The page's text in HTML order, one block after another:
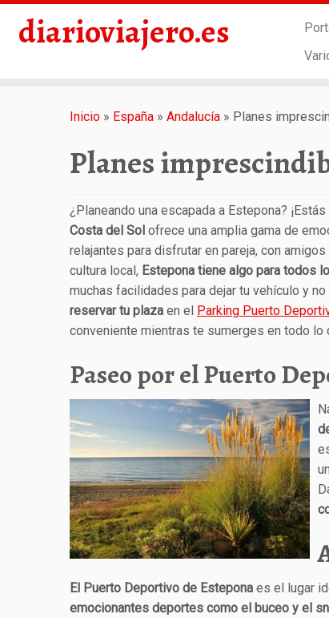
diarioviajero.es
Inicio » España » Andalucía » Planes
Planes
¿Planeando una escapada a Estepona?
Costa del Sol ofrece una amplia gama de
relajantes para disfrutar en pareja, con
cultura local, Estepona tiene algo para todos
muchas facilidades para dejar tu vehículo y
reservar tu plaza en el Parking Puerto
conveniente mientras te sumerges en todo
Paseo por el Puerto
El Puerto Deportivo de Estepona es el lugar
emocionantes deportes como el buceo y el